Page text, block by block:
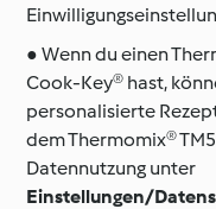
● Wenn du einen
Cook-Key® hast,
personalisierte
dem Thermomix®
Datennutzung unter
Einstellungen/